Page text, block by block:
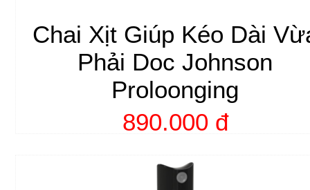
Chai Xịt Giúp Kéo Dài
Phải Doc Johnson
Proloonging
890.000 đ